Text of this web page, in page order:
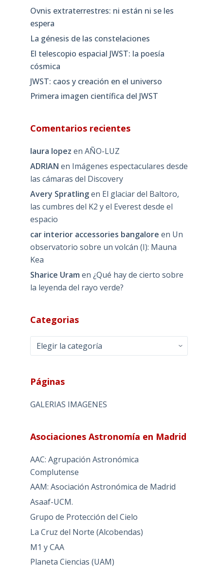
Ovnis extraterrestres: ni están ni se les
espera
La génesis de las constelaciones
El telescopio espacial JWST: la poesía
cósmica
JWST: caos y creación en el universo
Primera imagen científica del JWST
Comentarios recientes
laura lopez en AÑO-LUZ
ADRIAN en Imágenes espectaculares desde
las cámaras del Discovery
Avery Spratlingen El glaciar del Baltoro,
las cumbres del K2 y el Everest desde el
espacio
car interior accessories bangalore en Un
observatorio sobre un volcán (I): Mauna
Kea
Sharice Uram en ¿Qué hay de cierto sobre
la leyenda del rayo verde?
Categorias
Categorias
Páginas
GALERIAS IMAGENES
Asociaciones Astronomía en Madrid
AAC: Agrupación Astronómica
Complutense
AAM: Asociación Astronómica de Madrid
Asaaf-UCM.
Grupo de Protección del Cielo
La Cruz del Norte (Alcobendas)
M1 y CAA
Planeta Ciencias (UAM)